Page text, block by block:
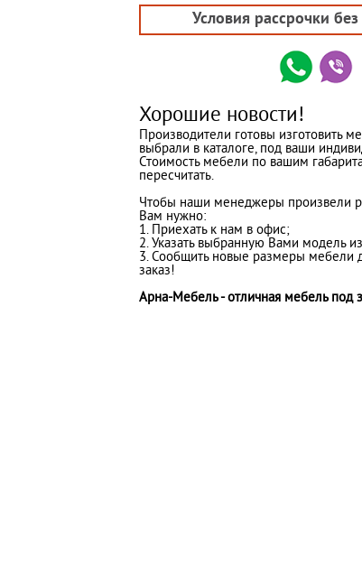
Условия рассрочки
Хорошие новости!
Производители готовы изготовить
выбрали в каталоге, под ваши
Стоимость мебели по вашим
пересчитать.
Чтобы наши менеджеры произвели
Вам нужно:
1. Приехать к нам в офис;
2. Указать выбранную Вами модель
3. Сообщить новые размеры мебели
заказ!
Арна-Мебель - отличная мебель под